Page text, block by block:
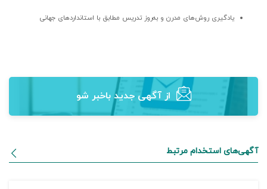
یادگیری روش‌های مدرن و به‌روز تدریس مطابق با استانداردهای جهانی
از آگهی‌ جدید باخبر شو
آگهی‌های استخدام مرتبط